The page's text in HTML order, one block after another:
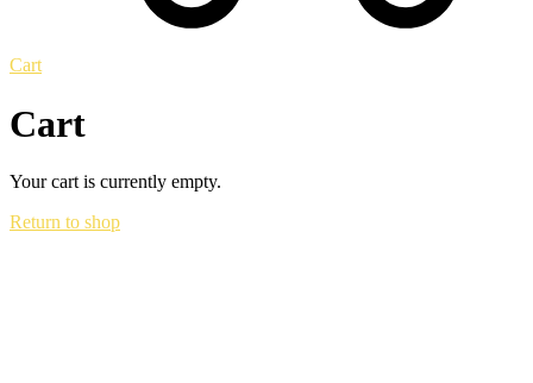
Cart
Cart
Your cart is currently empty.
Return to shop